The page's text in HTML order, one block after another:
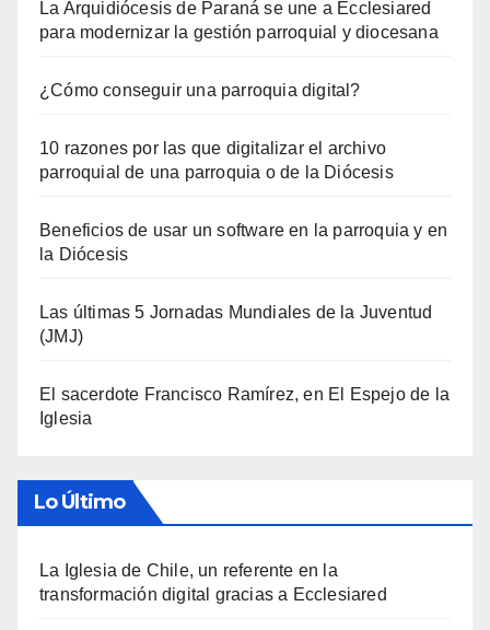
La Arquidiócesis de Paraná se une a Ecclesiared
para modernizar la gestión parroquial y diocesana
¿Cómo conseguir una parroquia digital?
10 razones por las que digitalizar el archivo
parroquial de una parroquia o de la Diócesis
Beneficios de usar un software en la parroquia y en
la Diócesis
Las últimas 5 Jornadas Mundiales de la Juventud
(JMJ)
El sacerdote Francisco Ramírez, en El Espejo de la
Iglesia
Lo Último
La Iglesia de Chile, un referente en la
transformación digital gracias a Ecclesiared